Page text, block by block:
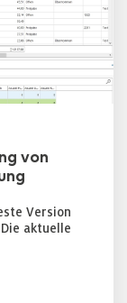
von
Version
aktuelle